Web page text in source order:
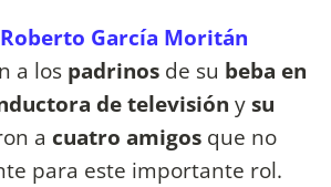
Roberto García Moritán
a los padrinos de su beba en
de televisión ysu
a cuatro amigos que no
para este importante rol.